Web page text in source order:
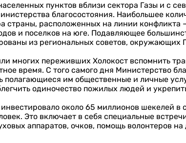
пунктов вблизи сектора Газы и с
благосостояния. Наибольшее
страны, расположенных на линии
и поселков на юге. Подавляющее
из региональных советов,
многих переживших Холокост вспомнить
время. С того самого дня Министерство
полагающиеся им общественные и личные
одиночество пожилых людей и
около 65 миллионов шекелей
Это включает в себя специальные
аппаратов, очков, помощь волонтеров